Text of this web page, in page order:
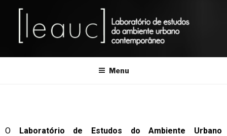
Menu
O Laboratório de Estudos do Ambiente Urbano